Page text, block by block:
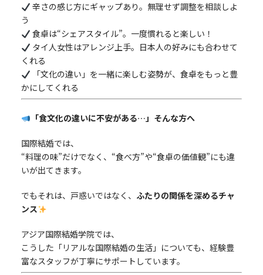
辛さの感じ方にギャップあり。無理せず調整を相談しよ
う
食卓は“シェアスタイル”。一度慣れると楽しい！
タイ人女性はアレンジ上手。日本人の好みにも合わせて
くれる
「文化の違い」を一緒に楽しむ姿勢が、食卓をもっと豊
かにしてくれる
「食文化の違いに不安がある…」そんな方へ
国際結婚では、
“料理の味”だけでなく、“食べ方”や“食卓の価値観”にも違
いが出てきます。
でもそれは、戸惑いではなく、 ふたりの関係を深めるチャ
ンス
アジア国際結婚学院では、
こうした「リアルな国際結婚の生活」についても、経験豊
富なスタッフが丁寧にサポートしています。